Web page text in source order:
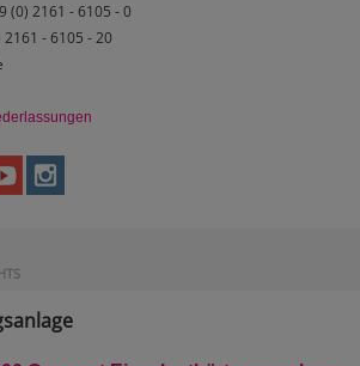
(0) 2161 - 6105 - 0
2161 - 6105 - 20